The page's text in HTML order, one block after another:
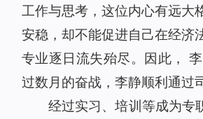
工作与思考，这位内心有远大
安稳，却不能促进自己在经济
专业逐日流失殆尽。因此，
过数月的奋战，李静顺利通过
经过实习、培训等成为专